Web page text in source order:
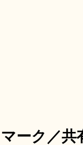
ーク／共